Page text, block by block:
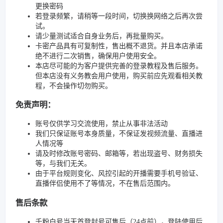
更换密码
若登录频繁，请稍等一段时间，切换换网络之后再次尝
试。
请少量测试适合自身业务后，再批量购买。
卡密产品具有可复制性，售出概不退货。并且本店承诺
绝不进行二次销售，确保用户使用安全。
本店尽可能的为客户提供完善的登录教程及售后服务。
但本店没有义务教会用户使用，购买前应先观看相关教
程，不会操作切勿购买。
免责声明：
账号仅供学习交流使用，禁止从事非法活动
我们只保证账号本身质量，不保证发视频流量、直播进
人情况等
请及时修改账号密码、邮箱等，若出现盗号、财务损失
等，与我们无关。
由于平台规则变化、风控引起的开播需要手机号验证、
直播伴侣使用不了等情况，不在售后范围内。
售后条款